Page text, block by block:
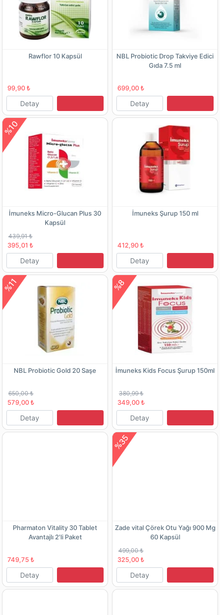
Rawflor 10 Kapsül
99,90 ₺
Detay
NBL Probiotic Drop Takviye Edici
Gıda 7.5 ml
699,00 ₺
Detay
%10
İmuneks Micro-Glucan Plus 30
Kapsül
439,91 ₺
395,01 ₺
Detay
İmuneks Şurup 150 ml
412,90 ₺
Detay
%11
NBL Probiotic Gold 20 Saşe
650,00 ₺
579,00 ₺
Detay
%8
İmuneks Kids Focus Şurup 150ml
380,99 ₺
349,00 ₺
Detay
Pharmaton Vitality 30 Tablet
Avantajlı 2'li Paket
749,75 ₺
Detay
%35
Zade vital Çörek Otu Yağı 900 Mg
60 Kapsül
499,00 ₺
325,00 ₺
Detay